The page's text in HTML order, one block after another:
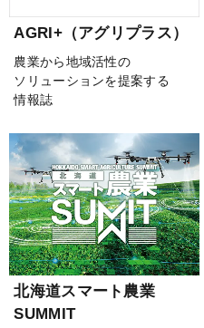
AGRI+（アグリプラス）
農業から地域活性の
ソリューションを提案する
情報誌
北海道スマート農業
SUMMIT